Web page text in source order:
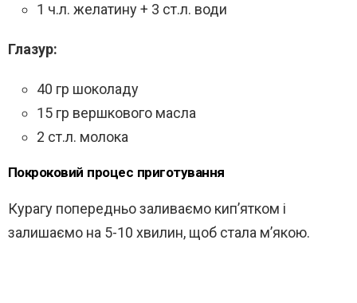
1 ч.л. желатину + 3 ст.л. води
Глазур:
40 гр шоколаду
15 гр вершкового масла
2 ст.л. молока
Покроковий процес приготування
Курагу попередньо заливаємо кип’ятком і
залишаємо на 5-10 хвилин, щоб стала м’якою.